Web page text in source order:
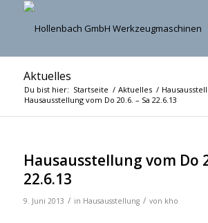
Aktuelles
Du bist hier: Startseite / Aktuelles /
Hausausstellung vom Do 20.6. – Sa 22.6.13
Hausausstellung vom Do
22.6.13
9. Juni 2013 / in Hausausstellung / von kho